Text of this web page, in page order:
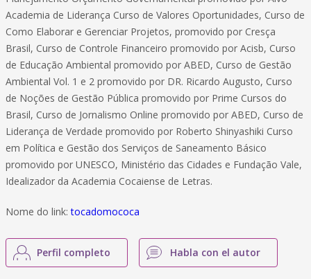
Academia de Liderança Curso de Valores Oportunidades, Curso de
Como Elaborar e Gerenciar Projetos, promovido por Cresça
Brasil, Curso de Controle Financeiro promovido por Acisb, Curso
de Educação Ambiental promovido por ABED, Curso de Gestão
Ambiental Vol. 1 e 2 promovido por DR. Ricardo Augusto, Curso
de Noções de Gestão Pública promovido por Prime Cursos do
Brasil, Curso de Jornalismo Online promovido por ABED, Curso de
Liderança de Verdade promovido por Roberto Shinyashiki Curso
em Política e Gestão dos Serviços de Saneamento Básico
promovido por UNESCO, Ministério das Cidades e Fundação Vale,
Idealizador da Academia Cocaiense de Letras.
Nome do link:tocadomococa
Perfil completo Habla con el autor